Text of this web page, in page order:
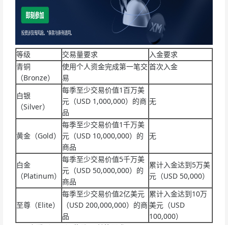
等级 交易量要求
入金要求
青铜
（Bronze）
使用个人资金完成第一笔交
易
首次入金
白银
（Silver）
每季至少交易价值1百万美
元（USD 1,000,000）的商
品
无
黄金（Gold）
每季至少交易价值1千万美
元（USD 10,000,000）的
商品
无
白金
（Platinum）
每季至少交易价值5千万美
元（USD 50,000,000）的
商品
累计入金达到5万美
元（USD 50,000）
至尊（Elite）
每季至少交易价值2亿美元
（USD 200,000,000）的商
品
累计入金达到10万
美元（USD
100,000）